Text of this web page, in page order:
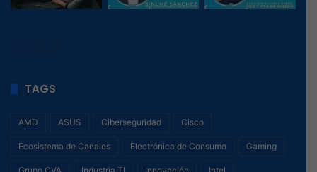
TAGS
AMD ASUS Ciberseguridad Cisco
Ecosistema de Canales Electrónica de Consumo Gaming